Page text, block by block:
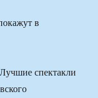
спектакли